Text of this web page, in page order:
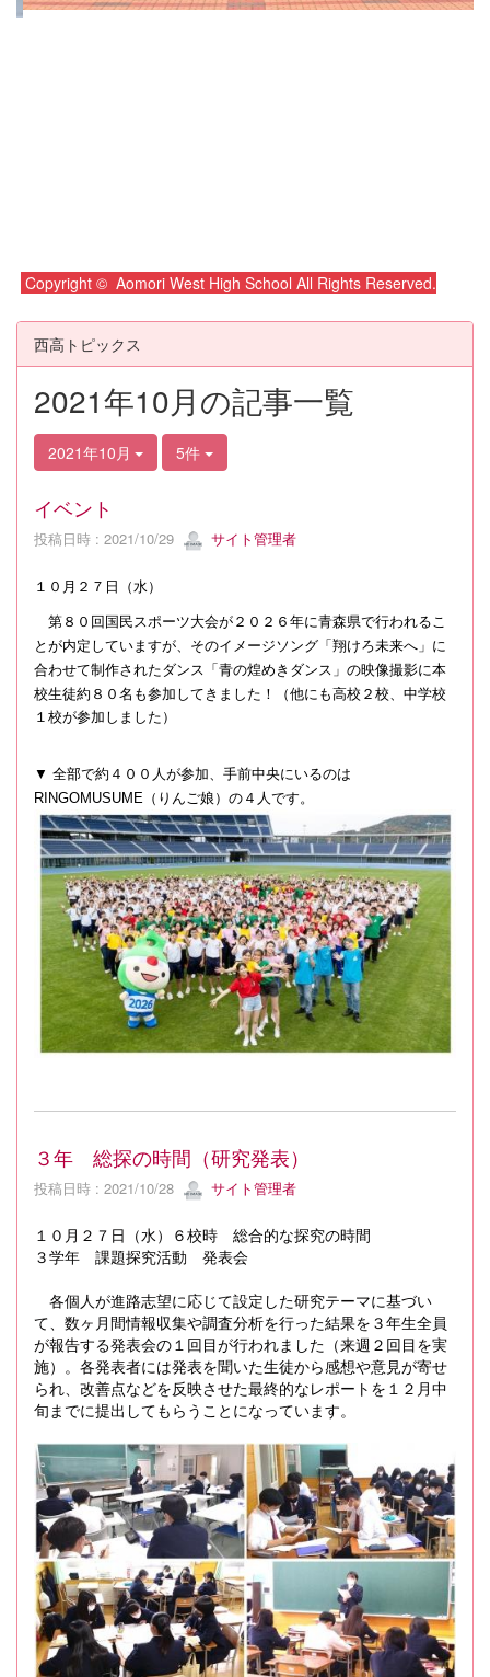
Copyright © Aomori West High School All Rights Reserved.
西高トピックス
2021年10月の記事一覧
2021年10月 5件
イベント
投稿日時 : 2021/10/29 サイト管理者
１０月２７日（水）
第８０回国民スポーツ大会が２０２６年に青森県で行われるこ
とが内定していますが、そのイメージソング「翔けろ未来へ」に
合わせて制作されたダンス 「青の煌めきダンス」の映像撮影に本
校生徒約８０名も参加してきました！（他にも高校２校、中学校
１校が参加しました）
▼ 全部で約４００人が参加、手前中央にいるのは
RINGOMUSUME （りんご娘）の４人です。
３年 総探の時間（研究発表）
投稿日時 : 2021/10/28 サイト管理者
１０月２７日（水）６校時 総合的な探究の時間
３学年 課題探究活動 発表会
各個人が進路志望に応じて設定した研究テーマに基づい
て、数ヶ月間情報収集や調査分析を行った結果を３年生全員
が報告する発表会の１回目が行われました（来週２回目を実
施）。各発表者には発表を聞いた生徒から感想や意見が寄せ
られ、改善点などを反映させた最終的なレポートを１２月中
旬までに提出してもらうことになっています。